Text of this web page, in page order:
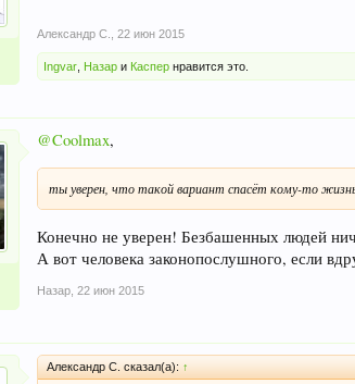
Александр С. 22 июн 2015
Ingvar Назар и Каспер нравится это.
@Coolmax,
ты уверен, что такой вариант спасёт кому-то
Конечно не уверен! Безбашенных людей
А вот человека законопослушного, если
Назар 22 июн 2015
Александр С. сказал(а): ↑